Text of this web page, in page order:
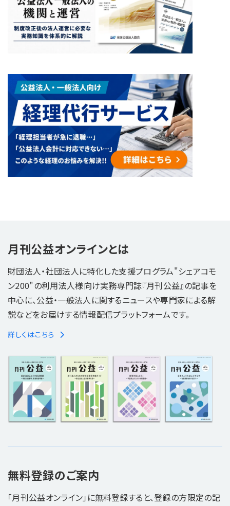
月刊公益オンラインとは
財団法人・社団法人に特化した支援プログラム"シェアコモ
ン200"の利用法人様向け実務専門誌『月刊公益』の記事を
中心に、公益・一般法人に関するニュースや専門家による解
説などをお届けする情報配信プラットフォームです。
詳しくはこちら
無料登録のご案内
「月刊公益オンライン」に無料登録すると、登録の方限定の記